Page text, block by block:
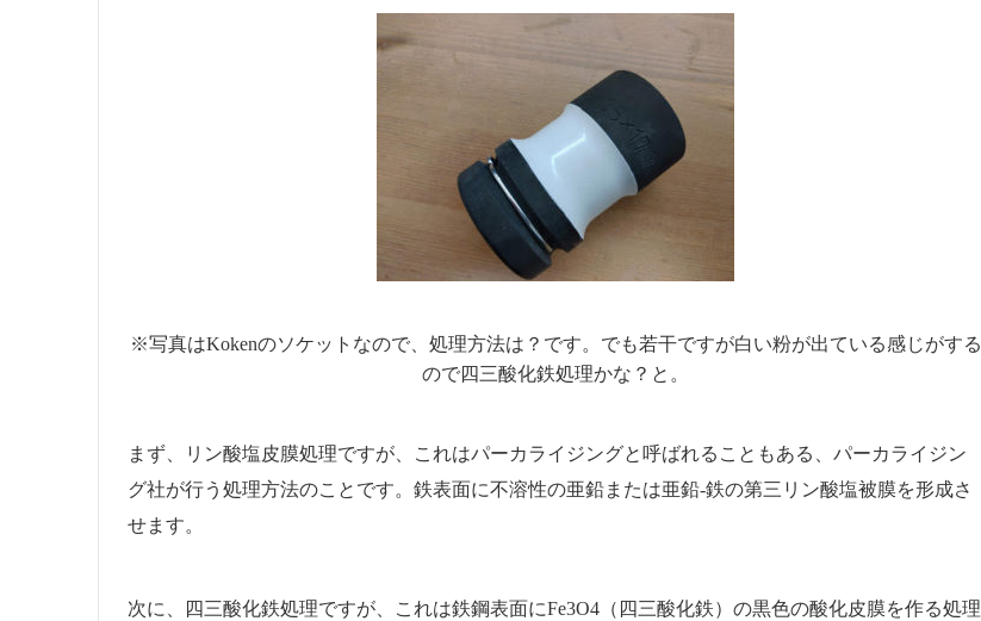
※写真はKokenのソケットなので、処理方法は？です。でも若干ですが白い粉が出ている感じがする
ので四三酸化鉄処理かな？と。
まず、リン酸塩皮膜処理ですが、これはパーカライジングと呼ばれることもある、パーカライジン
グ社が行う処理方法のことです。鉄表面に不溶性の亜鉛または亜鉛-鉄の第三リン酸塩被膜を形成さ
せます。
次に、四三酸化鉄処理ですが、これは鉄鋼表面にFe3O4（四三酸化鉄）の黒色の酸化皮膜を作る処理